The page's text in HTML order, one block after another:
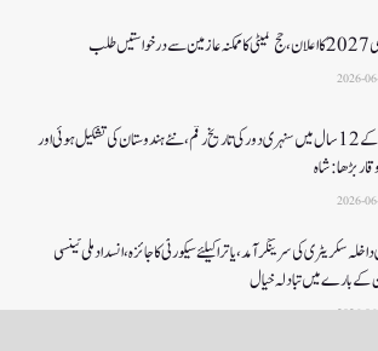
طلب
مودی کے 12 سال میں سنہری دور کی تاریخ رقم ، نئے ہندوستان کی تشکیل ہوئی اور
بڑھا: شاہ
سکریٹری کی سرینگر آمد ،یاترا کیلئے سیکورٹی کا جائزہ ،انسداد ملی ٹینسی
کے بارے میں تبادلہ خیال